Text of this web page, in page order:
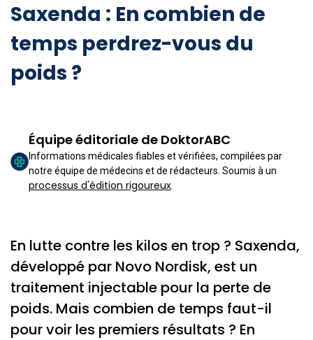
Saxenda : En combien de
temps perdrez-vous du
poids ?
Équipe éditoriale de DoktorABC
Informations médicales fiables et vérifiées, compilées par
notre équipe de médecins et de rédacteurs. Soumis à un
processus d'édition rigoureux.
En lutte contre les kilos en trop ? Saxenda,
développé par Novo Nordisk, est un
traitement injectable pour la perte de
poids. Mais combien de temps faut-il
pour voir les premiers résultats ? En